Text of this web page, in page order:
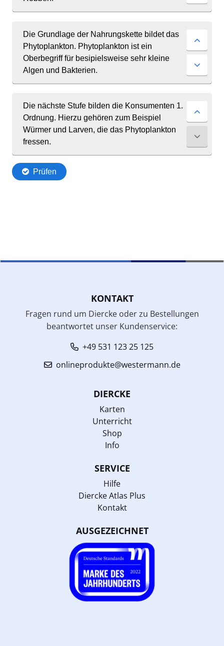
KONTAKT
Fragen rund um Diercke oder zu Bestellungen
beantwortet unser Kundenservice:
+49 531 123 25 125
onlineprodukte@westermann.de
DIERCKE
Karten
Unterricht
Shop
Info
SERVICE
Hilfe
Diercke Atlas Plus
Kontakt
AUSGEZEICHNET